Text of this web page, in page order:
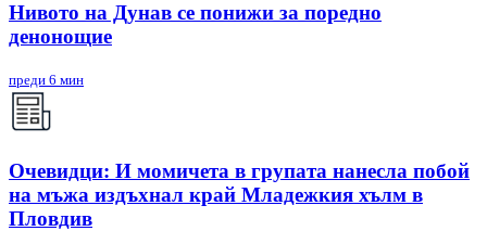
Нивото на Дунав се понижи за поредно
денонощие
преди 6 мин
Очевидци: И момичета в групата нанесла побой
на мъжа издъхнал край Младежкия хълм в
Пловдив